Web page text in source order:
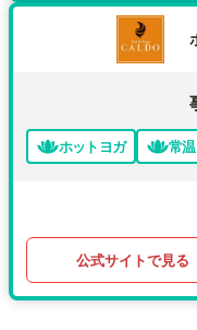
ホットヨガ 常
公式サイトで見る